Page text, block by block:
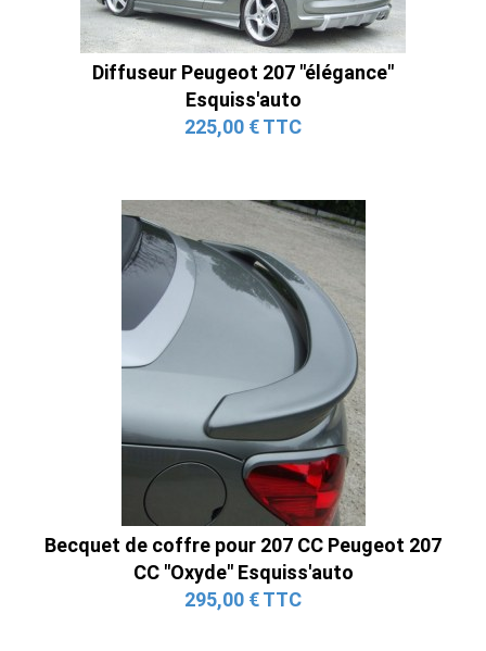
Diffuseur Peugeot 207 "élégance"
Esquiss'auto
225,00 € TTC
Becquet de coffre pour 207 CC Peugeot 207
CC "Oxyde" Esquiss'auto
295,00 € TTC